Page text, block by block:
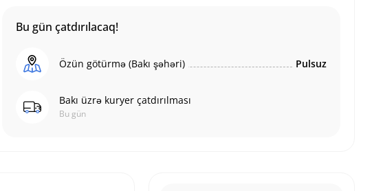
Bu gün çatdırılacaq!
Özün götürmə (Bakı şəhəri) Pulsuz
Bakı üzrə kuryer çatdırılması
Bu gün